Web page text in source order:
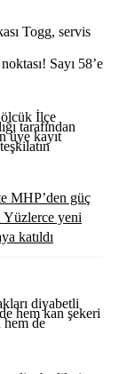
Sayı 58’e
MHP’den güç
Yüzlerce yeni
katıldı